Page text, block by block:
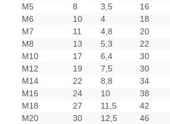
M5
8 3,5 16
M6
10 4 18
M7
11 4,8 20
M8
13 5,3 22
M10
17 6,4 30
M12
19 7,5 30
M14
22 8,8 34
M16
24 10 38
M18
27 11,5 42
M20
30 12,5 46